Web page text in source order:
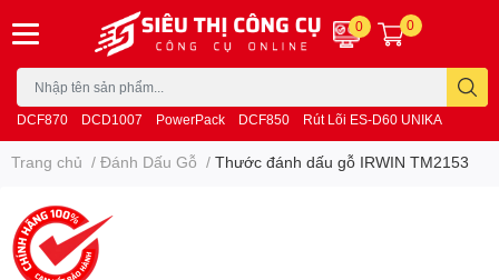
DCF870 DCD1007 PowerPack DCF850 Rút Lõi ES-D60 UNIKA
0 0
Trang chủ / Đánh Dấu Gỗ / Thước đánh dấu gỗ IRWIN TM2153